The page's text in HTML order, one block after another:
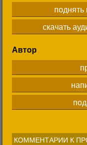
скачать
Автор
КОММЕНТАРИИ К